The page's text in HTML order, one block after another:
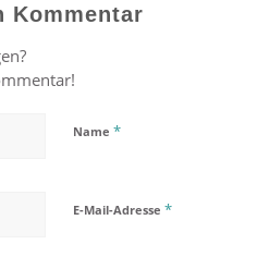
Kommentar
Name *
E-Mail-Adresse *